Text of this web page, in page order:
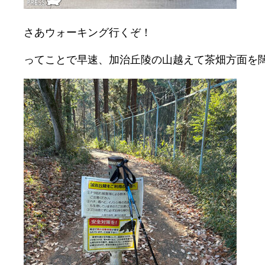
さあウォーキング行くぞ！
ってことで早速、加治丘陵の山越えて茶畑方面を